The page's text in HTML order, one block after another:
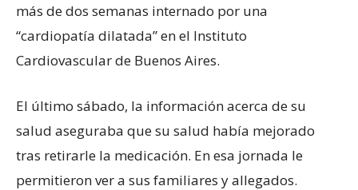
más de dos semanas internado por una
“cardiopatía dilatada” en el Instituto
Cardiovascular de Buenos Aires.
El último sábado, la información acerca de su
salud aseguraba que su salud había mejorado
tras retirarle la medicación. En esa jornada le
permitieron ver a sus familiares y allegados.